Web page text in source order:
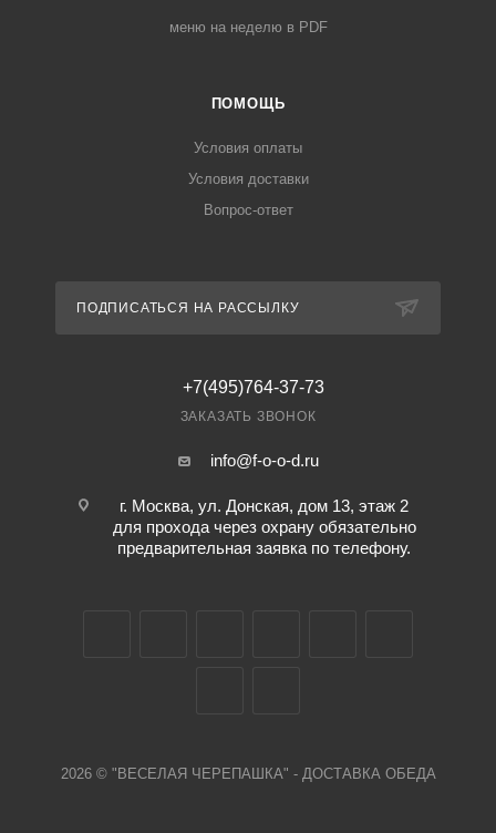
меню на неделю в PDF
ПОМОЩЬ
Условия оплаты
Условия доставки
Вопрос-ответ
ПОДПИСАТЬСЯ НА РАССЫЛКУ
+7(495)764-37-73
ЗАКАЗАТЬ ЗВОНОК
info@f-o-o-d.ru
г. Москва, ул. Донская, дом 13, этаж 2
для прохода через охрану обязательно
предварительная заявка по телефону.
2026 © "ВЕСЕЛАЯ ЧЕРЕПАШКА" - ДОСТАВКА ОБЕДА